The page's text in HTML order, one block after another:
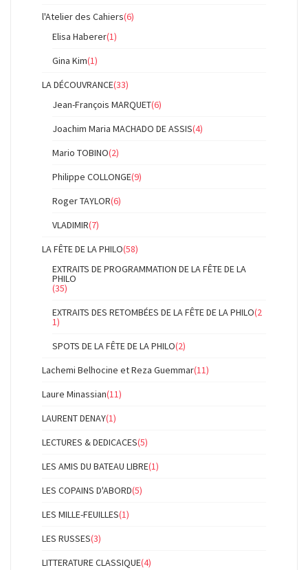
l'Atelier des Cahiers(6)
Elisa Haberer(1)
Gina Kim(1)
LA DÉCOUVRANCE(33)
Jean-François MARQUET(6)
Joachim Maria MACHADO DE ASSIS(4)
Mario TOBINO(2)
Philippe COLLONGE(9)
Roger TAYLOR(6)
VLADIMIR(7)
LA FÊTE DE LA PHILO(58)
EXTRAITS DE PROGRAMMATION DE LA FÊTE DE LA
PHILO
(35)
EXTRAITS DES RETOMBÉES DE LA FÊTE DE LA PHILO(2
1)
SPOTS DE LA FÊTE DE LA PHILO(2)
Lachemi Belhocine et Reza Guemmar(11)
Laure Minassian(11)
LAURENT DENAY(1)
LECTURES & DEDICACES(5)
LES AMIS DU BATEAU LIBRE(1)
LES COPAINS D'ABORD(5)
LES MILLE-FEUILLES(1)
LES RUSSES(3)
LITTERATURE CLASSIQUE(4)